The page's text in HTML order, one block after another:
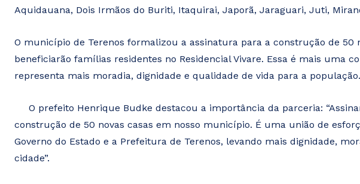
Aquidauana, Dois Irmãos do Buriti, Itaquirai, Japorã, Jaraguari, Juti,
O município de Terenos formalizou a assinatura para a construção de 50
beneficiarão famílias residentes no Residencial Vivare. Essa é mais uma
representa mais moradia, dignidade e qualidade de vida para a população.
O prefeito Henrique Budke destacou a importância da parceria:
construção de 50 novas casas em nosso município. É uma união de
Governo do Estado e a Prefeitura de Terenos, levando mais dignidade,
cidade”.